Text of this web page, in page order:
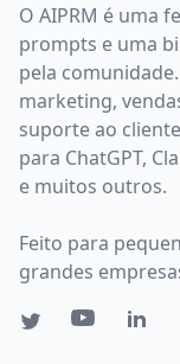
O AIPRM é uma
prompts e uma
pela
marketing,
suporte ao
para ChatGPT,
e muitos outros.
Feito para
grandes